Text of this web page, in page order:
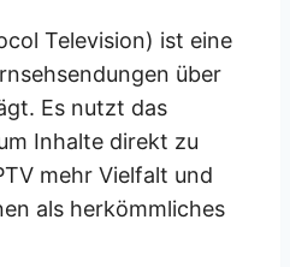
Television) ist eine
über
Es nutzt das
Inhalte direkt zu
mehr Vielfalt und
als herkömmliches